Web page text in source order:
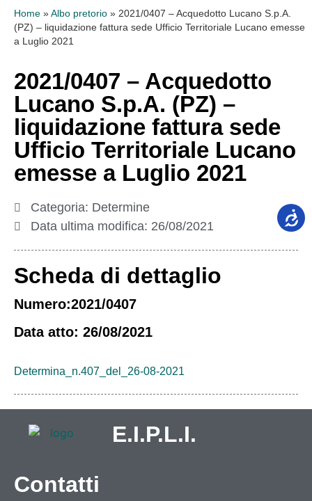
Home » Albo pretorio » 2021/0407 – Acquedotto Lucano S.p.A.
(PZ) – liquidazione fattura sede Ufficio Territoriale Lucano emesse
a Luglio 2021
2021/0407 – Acquedotto
Lucano S.p.A. (PZ) –
liquidazione fattura sede
Ufficio Territoriale Lucano
emesse a Luglio 2021
Categoria: Determine
Data ultima modifica: 26/08/2021
Scheda di dettaglio
Numero:2021/0407
Data atto: 26/08/2021
Determina_n.407_del_26-08-2021
E.I.P.L.I.
Contatti